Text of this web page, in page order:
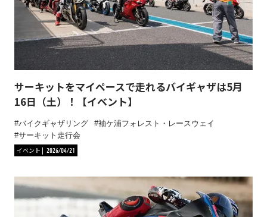
サーキットをマイペースで走れるバイギャザは5月
16日（土）！【イベント】
バイクギャザリング
袖ケ浦フォレスト・レースウェイ
サーキット走行会
イベント
2026/04/21